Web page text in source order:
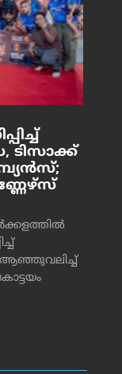
ടിസാക്ക്
ആഞ്ഞുവലിച്ച്